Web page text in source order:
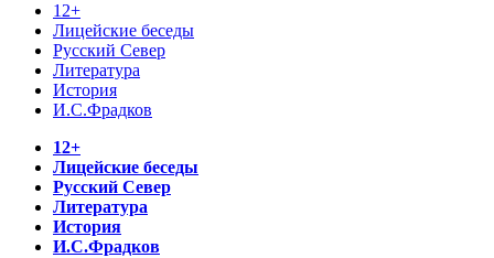
12+
Лицейские беседы
Русский Север
Литература
История
И.С.Фрадков
12+
Лицейские беседы
Русский Север
Литература
История
И.С.Фрадков